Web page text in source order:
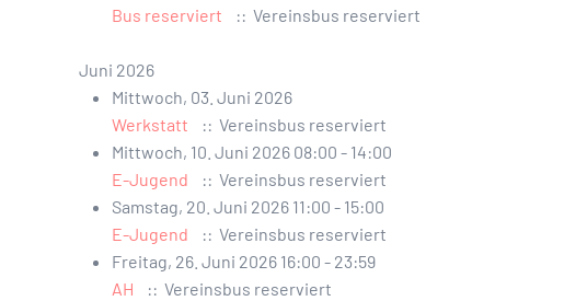
Bus reserviert
:: Vereinsbus reserviert
Juni 2026
Mittwoch, 03. Juni 2026
Werkstatt
:: Vereinsbus reserviert
Mittwoch, 10. Juni 2026 08:00 - 14:00
E-Jugend
:: Vereinsbus reserviert
Samstag, 20. Juni 2026 11:00 - 15:00
E-Jugend
:: Vereinsbus reserviert
Freitag, 26. Juni 2026 16:00 - 23:59
AH
:: Vereinsbus reserviert